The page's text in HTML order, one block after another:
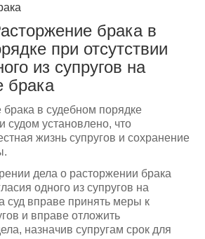
брака в
при отсутствии
из супругов на
брака
в судебном порядке
судом установлено, что
жизнь супругов и сохранение
дела о расторжении брака
одного из супругов на
суд вправе принять меры к
и вправе отложить
назначив супругам срок для